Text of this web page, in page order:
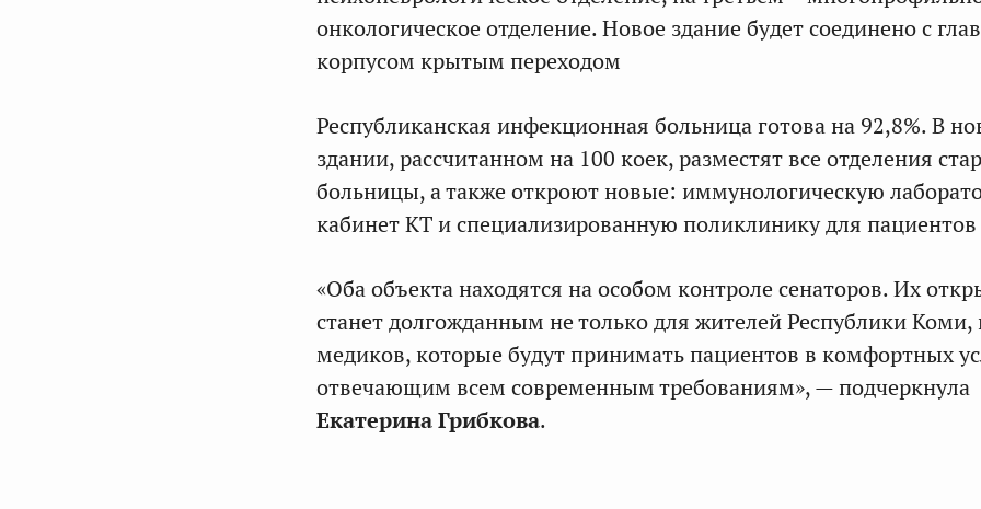
онкологическое отделение. Новое здание будет соединено с
корпусом крытым переходом
Республиканская инфекционная больница готова на 92,8%. В
здании, рассчитанном на 100 коек, разместят все отделения
больницы, а также откроют новые: иммунологическую
кабинет КТ и специализированную поликлинику для
«Оба объекта находятся на особом контроле сенаторов. Их
станет долгожданным не только для жителей Республики Коми,
медиков, которые будут принимать пациентов в комфортных
отвечающим всем современным требованиям», — подчеркнула
Екатерина Грибкова.